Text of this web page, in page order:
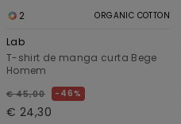
2 ORGANIC COTTON
Lab
T-shirt de manga curta Bege
Homem
€ 45,00 46%
€ 24,30